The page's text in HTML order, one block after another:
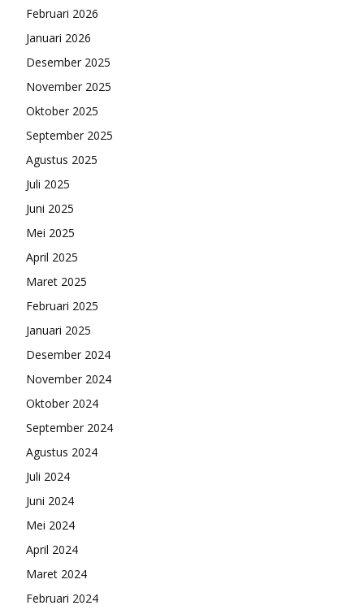
Februari 2026
Januari 2026
Desember 2025
November 2025
Oktober 2025
September 2025
Agustus 2025
Juli 2025
Juni 2025
Mei 2025
April 2025
Maret 2025
Februari 2025
Januari 2025
Desember 2024
November 2024
Oktober 2024
September 2024
Agustus 2024
Juli 2024
Juni 2024
Mei 2024
April 2024
Maret 2024
Februari 2024